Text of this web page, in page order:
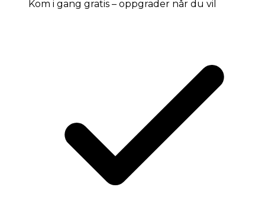
Kom i gang gratis – oppgrader når du vil